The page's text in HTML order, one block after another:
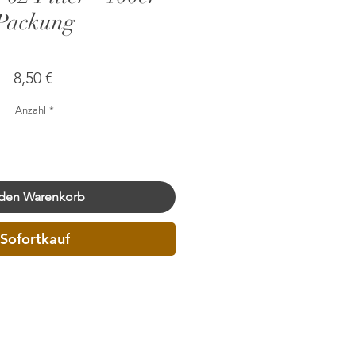
8,50 €Preis
Anzahl *
Warenkorb
Sofortkauf